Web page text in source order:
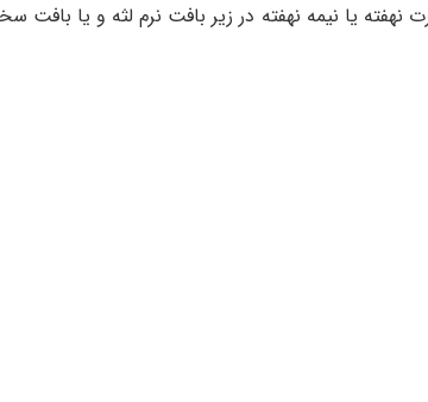
یا نیمه نهفته در زیر بافت نرم لثه و یا